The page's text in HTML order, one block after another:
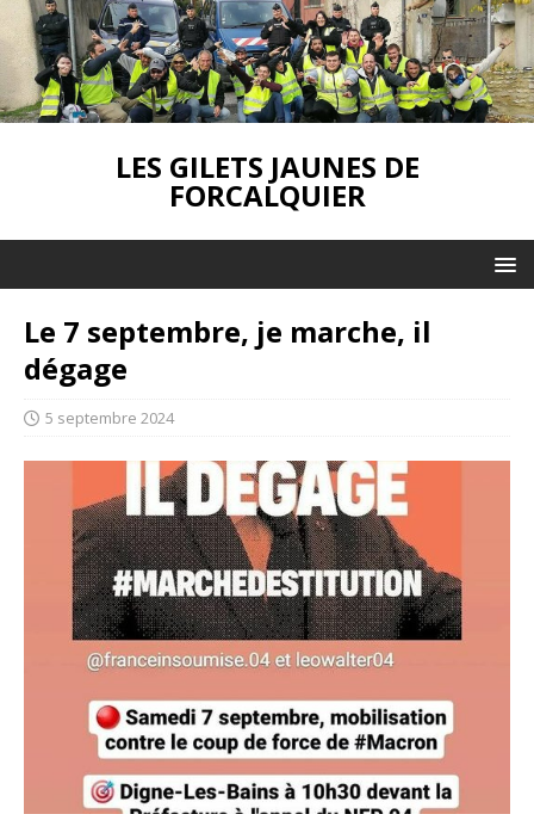
LES GILETS JAUNES DE
FORCALQUIER
Le 7 septembre, je marche, il
dégage
5 septembre 2024